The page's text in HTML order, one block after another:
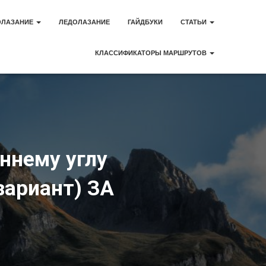
ЛЕДОЛАЗАНИЕ ГАЙДБУКИ СТАТЬИ
КЛАССИФИКАТОРЫ МАРШРУТОВ
углу
ЗА